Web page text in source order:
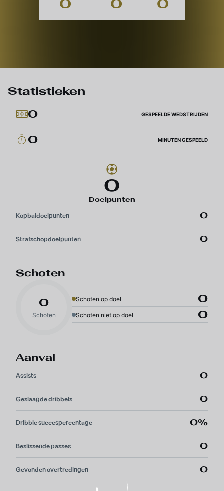
0 0 0
Statistieken
0
GESPEELDE WEDSTRIJDEN
0 MINUTEN GESPEELD
0
Doelpunten
Kopbaldoelpunten 0
Strafschopdoelpunten 0
Schoten
0
Schoten
Schoten op doel 0
Schoten niet op doel 0
Aanval
Assists 0
Geslaagde dribbels 0
Dribble succespercentage 0%
Beslissende passes 0
Gevonden overtredingen 0